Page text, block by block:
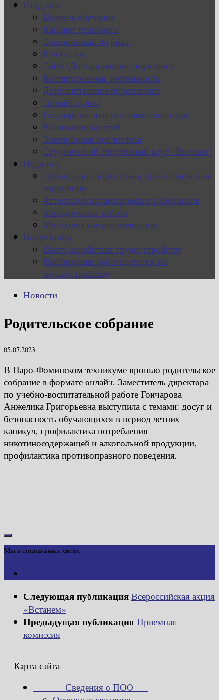
Студенту
Целевое обучение
Кабинет психолога
Электронный журнал
Родителям
Сайт «Дистанционное обучение»
Воспитательная деятельность
Дополнительное образование
Онлайн-курсы
Государственная итоговая аттестация
Расписание занятий
Электронная библиотека
Студенческий спортивный клуб “Вымпел”
Педагогу
Соблюдение норм этики, противодействие
коррупции
Аттестация педагогических работников
Методическая работа
Методические рекомендации
Выпускнику
Центр содействия трудоустройству
Информация работодателям по
трудоустройству
Новости
Родительское собрание
05.07.2023
В Наро-Фоминском техникуме прошло родительское
собрание в формате онлайн. Заместитель директора
по учебно-воспитательной работе Гончарова
Анжелика Григорьевна выступила с темами: досуг и
безопасность обучающихся в период летних
каникул, профилактика потребления
никотиносодержащей и алкогольной продукции,
профилактика противоправного поведения.
Мы в социальных сетях
Следующая публикация Всероссийская акция
«Встанем»
Предыдущая публикация Приемная
комиссия
Карта сайта
Сведения о ПОО